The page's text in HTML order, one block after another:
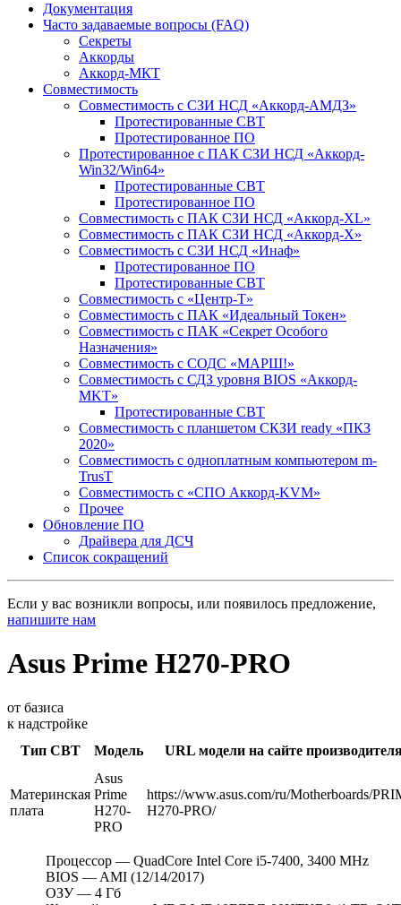
Документация
Часто задаваемые вопросы (FAQ)
Секреты
Аккорды
Аккорд-МКТ
Совместимость
Совместимость с СЗИ НСД «Аккорд-АМДЗ»
Протестированные СВТ
Протестированное ПО
Протестированное с ПАК СЗИ НСД «Аккорд-
Win32/Win64»
Протестированные СВТ
Протестированное ПО
Совместимость с ПАК СЗИ НСД «Аккорд-ХL»
Совместимость с ПАК СЗИ НСД «Аккорд-Х»
Совместимость с СЗИ НСД «Инаф»
Протестированное ПО
Протестированные СВТ
Совместимость с «Центр-Т»
Совместимость с ПАК «Идеальный Токен»
Совместимость с ПАК «Секрет Особого
Назначения»
Cовместимость с СОДС «МАРШ!»
Совместимость с СДЗ уровня BIOS «Аккорд-
MKT»
Протестированные СВТ
Совместимость с планшетом СКЗИ ready «ПКЗ
2020»
Совместимость с одноплатным компьютером m-
TrusT
Совместимость с «СПО Аккорд-KVM»
Прочее
Обновление ПО
Драйвера для ДСЧ
Список сокращений
Если у вас возникли вопросы, или появилось предложение,
напишите нам
Asus Prime H270-PRO
от базиса
к надстройке
Тип СВТ
Модель URL модели на сайте
Материнская
плата
Asus
Prime
H270-
PRO
https://www.asus.com/ru/Motherboards/
H270-PRO/
Процессор — QuadCore Intel Core i5-7400, 3400 MHz
BIOS — AMI (12/14/2017)
ОЗУ — 4 Гб